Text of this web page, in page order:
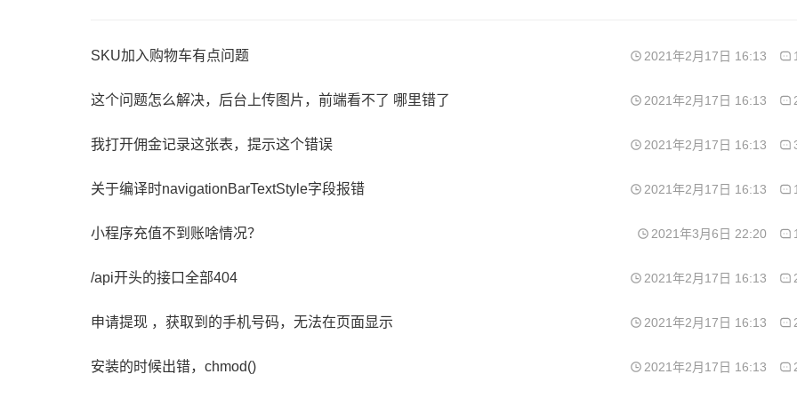
SKU加入购物车有点问题 2021年2月17日 16:13
这个问题怎么解决，后台上传图片，前端看不了 哪里错了 2021年2月17日 16:13
我打开佣金记录这张表，提示这个错误 2021年2月17日 16:13
关于编译时navigationBarTextStyle字段报错 2021年2月17日 16:13
小程序充值不到账啥情况？ 2021年3月6日 22:20
/api开头的接口全部404 2021年2月17日 16:13
申请提现 ，获取到的手机号码，无法在页面显示 2021年2月17日 16:13
安装的时候出错，chmod() 2021年2月17日 16:13